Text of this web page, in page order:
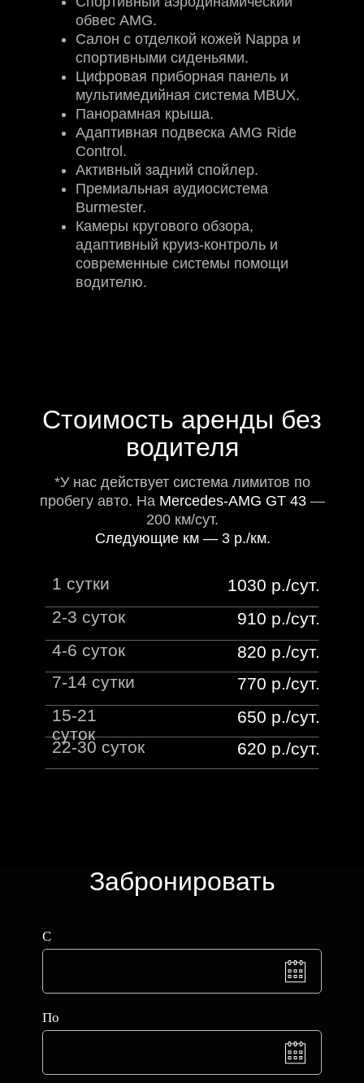
обвес AMG.
Салон с отделкой кожей Nappa и
спортивными сиденьями.
Цифровая приборная панель и
мультимедийная система MBUX.
Панорамная крыша.
Адаптивная подвеска AMG Ride
Control.
Активный задний спойлер.
Премиальная аудиосистема
Burmester.
Камеры кругового обзора,
адаптивный круиз-контроль и
современные системы помощи
водителю.
Cтоимость аренды без
водителя
*У нас действует система лимитов по
пробегу авто. На Mercedes-AMG GT 43 —
200 км/сут.
Следующие км — 3 р./км.
1 сутки
1030 р./сут.
2-3 суток
910 р./сут.
4-6 суток
820 р./сут.
7-14 сутки
770 р./сут.
15-21
суток
650 р./сут.
22-30 суток
620 р./сут.
Забронировать
С
По